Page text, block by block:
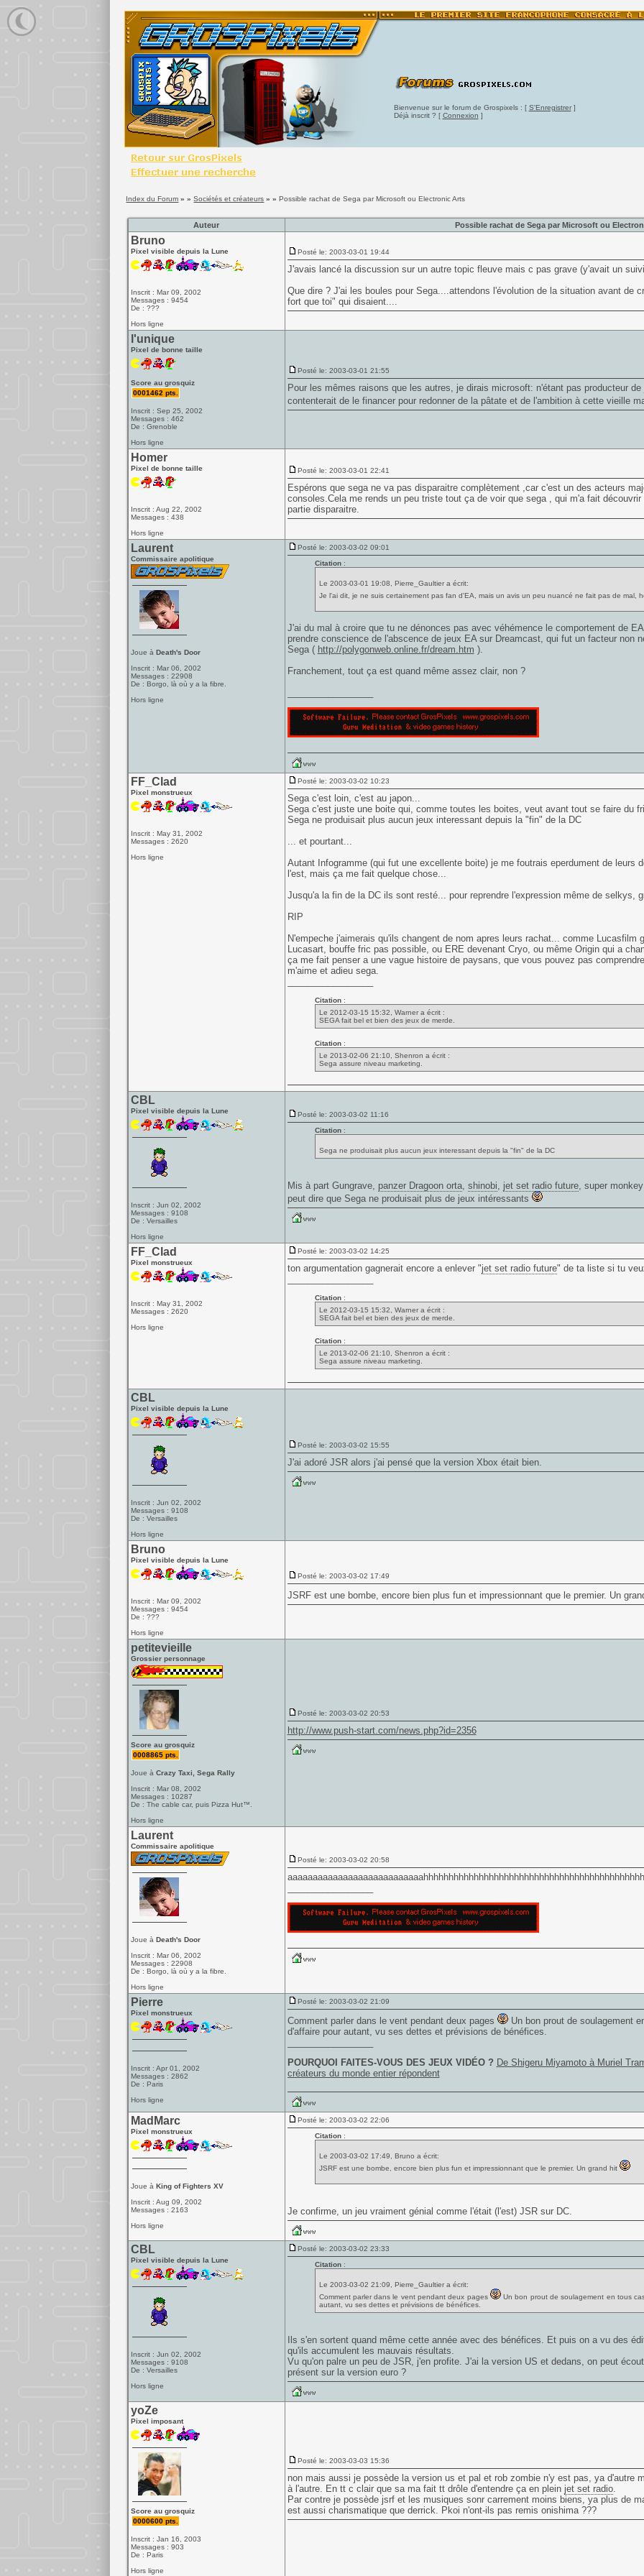
Bienvenue sur le forum de Grospixels : [ S'Enregistrer]
Déjà inscrit ? [ Connexion ]
Index du Forum » »Sociétés et créateurs » »Possible rachat de Sega par Microsoft ou Electronic Arts
Auteur Possible rachat de Sega par Microsoft ou
Bruno
Pixel visible depuis la Lune
Inscrit : Mar 09, 2002
Messages : 9454
De : ???
Hors ligne
Posté le: 2003-03-01 19:44
J'avais lancé la discussion sur un autre topic fleuve mais c pas grave (y'avait un
Que dire ? J'ai les boules pour Sega....attendons l'évolution de la situation avant de
fort que toi" qui disaient....
l'unique
Pixel de bonne taille
Score au grosquiz
0001462 pts.
Inscrit : Sep 25, 2002
Messages : 462
De : Grenoble
Hors ligne
Posté le: 2003-03-01 21:55
Pour les mêmes raisons que les autres, je dirais microsoft: n'étant pas producteur
contenterait de le financer pour redonner de la pâtate et de l'ambition à cette vieille
Homer
Pixel de bonne taille
Inscrit : Aug 22, 2002
Messages : 438
Hors ligne
Posté le: 2003-03-01 22:41
Espérons que sega ne va pas disparaitre complètement ,car c'est un des acteurs
consoles.Cela me rends un peu triste tout ça de voir que sega , qui m'a fait
partie disparaitre.
Laurent
Commissaire apolitique
Joue à Death's Door
Inscrit : Mar 06, 2002
Messages : 22908
De : Borgo, là où y a la fibre.
Hors ligne
Posté le: 2003-03-02 09:01
Citation:
Le 2003-03-01 19:08, Pierre_Gaultier a écrit:
Je l'ai dit, je ne suis certainement pas fan d'EA, mais un avis un peu nuancé ne fait pas de mal,
J'ai du mal à croire que tu ne dénonces pas avec véhémence le comportement de
prendre conscience de l'abscence de jeux EA sur Dreamcast, qui fut un facteur non
Sega ( http://polygonweb.online.fr/dream.htm ).
Franchement, tout ça est quand même assez clair, non ?
FF_Clad
Pixel monstrueux
Inscrit : May 31, 2002
Messages : 2620
Hors ligne
Posté le: 2003-03-02 10:23
Sega c'est loin, c'est au japon...
Sega c'est juste une boite qui, comme toutes les boites, veut avant tout se faire du
Sega ne produisait plus aucun jeux interessant depuis la "fin" de la DC
... et pourtant...
Autant Infogramme (qui fut une excellente boite) je me foutrais eperdument de leurs
l'est, mais ça me fait quelque chose...
Jusqu'a la fin de la DC ils sont resté... pour reprendre l'expression même de selkys,
RIP
N'empeche j'aimerais qu'ils changent de nom apres leurs rachat... comme Lucasfilm
Lucasart, bouffe fric pas possible, ou ERE devenant Cryo, ou même Origin qui a
ça me fait penser a une vague histoire de paysans, que vous pouvez pas
m'aime et adieu sega.
Citation:
Le 2012-03-15 15:32, Warner a écrit :
SEGA fait bel et bien des jeux de merde.
Citation:
Le 2013-02-06 21:10, Shenron a écrit :
Sega assure niveau marketing.
CBL
Pixel visible depuis la Lune
Inscrit : Jun 02, 2002
Messages : 9108
De : Versailles
Hors ligne
Posté le: 2003-03-02 11:16
Citation:
Sega ne produisait plus aucun jeux interessant depuis la "fin" de la DC
Mis à part Gungrave, panzer Dragoon orta, shinobi, jet set radio future, super
peut dire que Sega ne produisait plus de jeux intéressants
FF_Clad
Pixel monstrueux
Inscrit : May 31, 2002
Messages : 2620
Hors ligne
Posté le: 2003-03-02 14:25
ton argumentation gagnerait encore a enlever "jet set radio future" de ta liste si tu
Citation:
Le 2012-03-15 15:32, Warner a écrit :
SEGA fait bel et bien des jeux de merde.
Citation:
Le 2013-02-06 21:10, Shenron a écrit :
Sega assure niveau marketing.
CBL
Pixel visible depuis la Lune
Inscrit : Jun 02, 2002
Messages : 9108
De : Versailles
Hors ligne
Posté le: 2003-03-02 15:55
J'ai adoré JSR alors j'ai pensé que la version Xbox était bien.
Bruno
Pixel visible depuis la Lune
Inscrit : Mar 09, 2002
Messages : 9454
De : ???
Hors ligne
Posté le: 2003-03-02 17:49
JSRF est une bombe, encore bien plus fun et impressionnant que le premier. Un
petitevieille
Grossier personnage
Score au grosquiz
0008865 pts.
Joue à Crazy Taxi, Sega Rally
Inscrit : Mar 08, 2002
Messages : 10287
De : The cable car, puis Pizza Hut™.
Hors ligne
Posté le: 2003-03-02 20:53
http://www.push-start.com/news.php?id=2356
Laurent
Commissaire apolitique
Joue à Death's Door
Inscrit : Mar 06, 2002
Messages : 22908
De : Borgo, là où y a la fibre.
Hors ligne
Posté le: 2003-03-02 20:58
Pierre
Pixel monstrueux
Inscrit : Apr 01, 2002
Messages : 2862
De : Paris
Hors ligne
Posté le: 2003-03-02 21:09
Comment parler dans le vent pendant deux pages
Un bon prout de soulagement
d'affaire pour autant, vu ses dettes et prévisions de bénéfices.
POURQUOI FAITES-VOUS DES JEUX VIDÉO ? De Shigeru Miyamoto à Muriel
créateurs du monde entier répondent
MadMarc
Pixel monstrueux
Joue à King of Fighters XV
Inscrit : Aug 09, 2002
Messages : 2163
Hors ligne
Posté le: 2003-03-02 22:06
Citation:
Le 2003-03-02 17:49, Bruno a écrit:
JSRF est une bombe, encore bien plus fun et impressionnant que le premier. Un grand hit
Je confirme, un jeu vraiment génial comme l'était (l'est) JSR sur DC.
CBL
Pixel visible depuis la Lune
Inscrit : Jun 02, 2002
Messages : 9108
De : Versailles
Hors ligne
Posté le: 2003-03-02 23:33
Citation:
Le 2003-03-02 21:09, Pierre_Gaultier a écrit:
Comment parler dans le vent pendant deux pages
Un bon prout de soulagement en tous
autant, vu ses dettes et prévisions de bénéfices.
Ils s'en sortent quand même cette année avec des bénéfices. Et puis on a vu des
qu'ils accumulent les mauvais résultats.
Vu qu'on palre un peu de JSR, j'en profite. J'ai la version US et dedans, on peut
présent sur la version euro ?
yoZe
Pixel imposant
Score au grosquiz
0000600 pts.
Inscrit : Jan 16, 2003
Messages : 903
De : Paris
Hors ligne
Posté le: 2003-03-03 15:36
non mais aussi je possède la version us et pal et rob zombie n'y est pas, ya d'autre
à l'autre. En tt c clair que sa ma fait tt drôle d'entendre ça en plein jet set radio.
Par contre je possède jsrf et les musiques sonr carrement moins biens, ya plus de
est aussi charismatique que derrick. Pkoi n'ont-ils pas remis onishima ???